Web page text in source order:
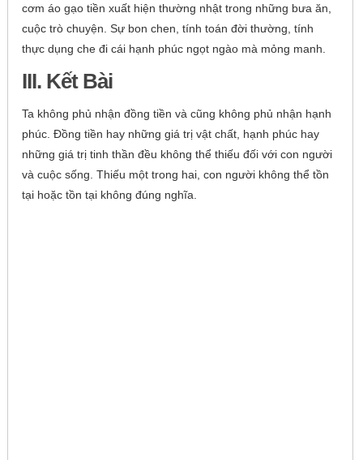
cơm áo gạo tiền xuất hiện thường nhật trong những bưa ăn,
cuộc trò chuyện. Sự bon chen, tính toán đời thường, tính
thực dụng che đi cái hạnh phúc ngọt ngào mà mỏng manh.
III. Kết Bài
Ta không phủ nhận đồng tiền và cũng không phủ nhận hạnh
phúc. Đồng tiền hay những giá trị vật chất, hạnh phúc hay
những giá trị tinh thần đều không thể thiếu đối với con người
và cuộc sống. Thiếu một trong hai, con người không thể tồn
tại hoặc tồn tại không đúng nghĩa.